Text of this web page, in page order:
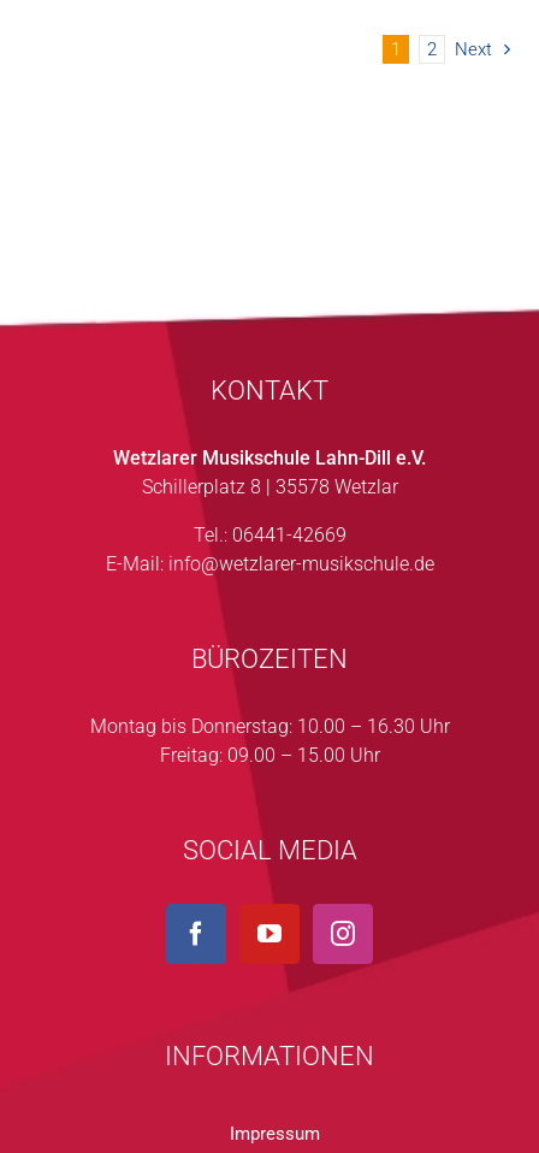
1 2 Next
KONTAKT
Wetzlarer Musikschule Lahn-Dill e.V.
Schillerplatz 8 | 35578 Wetzlar
Tel.: 06441-42669
E-Mail: info@wetzlarer-musikschule.de
BÜROZEITEN
Montag bis Donnerstag: 10.00 – 16.30 Uhr
Freitag: 09.00 – 15.00 Uhr
SOCIAL MEDIA
INFORMATIONEN
Impressum